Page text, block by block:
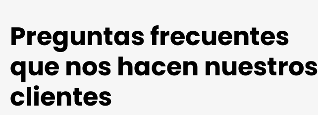
Preguntas frecuentes
que nos hacen nuestros
clientes